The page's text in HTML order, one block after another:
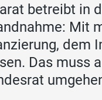
betreibt in
Mit
Das muss